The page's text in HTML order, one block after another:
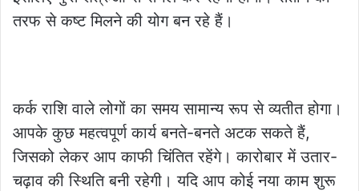
तरफ से कष्ट मिलने की योग बन रहे हैं।
कर्क राशि वाले लोगों का समय सामान्य रूप से व्यतीत होगा।
आपके कुछ महत्वपूर्ण कार्य बनते-बनते अटक सकते हैं,
जिसको लेकर आप काफी चिंतित रहेंगे। कारोबार में उतार-
चढ़ाव की स्थिति बनी रहेगी। यदि आप कोई नया काम शुरू